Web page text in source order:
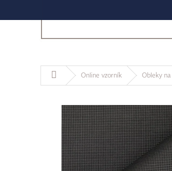
Domů Online vzorník Obleky